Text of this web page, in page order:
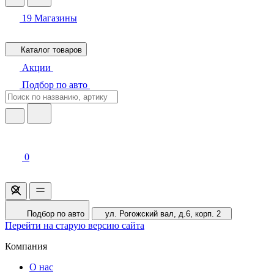
19 Магазины
Каталог товаров
Акции
Подбор по авто
0
Подбор по авто ул. Рогожский вал, д.6, корп. 2
Перейти на старую версию сайта
Компания
О нас